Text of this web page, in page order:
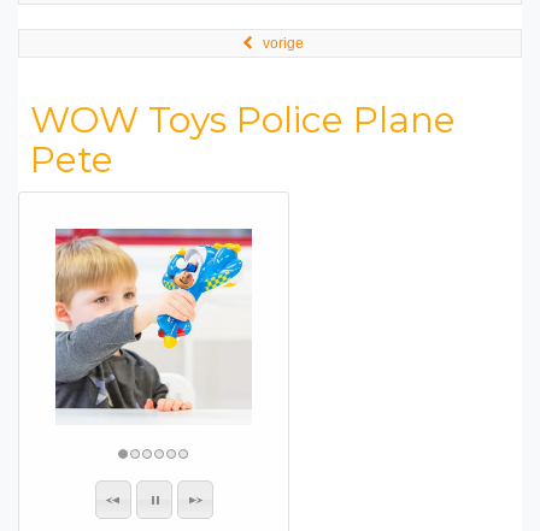
vorige
WOW Toys Police Plane
Pete